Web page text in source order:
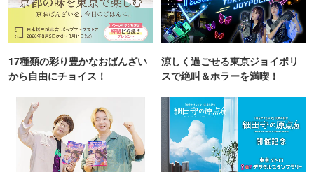
17種類の彩り豊かなおばんざい
から自由にチョイス！
涼しく過ごせる東京ジョイポリ
スで絶叫＆ホラーを満喫！